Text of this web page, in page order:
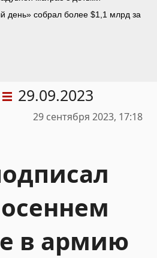
29.09.2023
29 сентября 2023, 17:18
в армию